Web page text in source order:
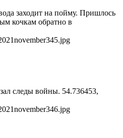
заходит на пойму. Пришлось
кочкам обратно в
следы войны. 54.736453,